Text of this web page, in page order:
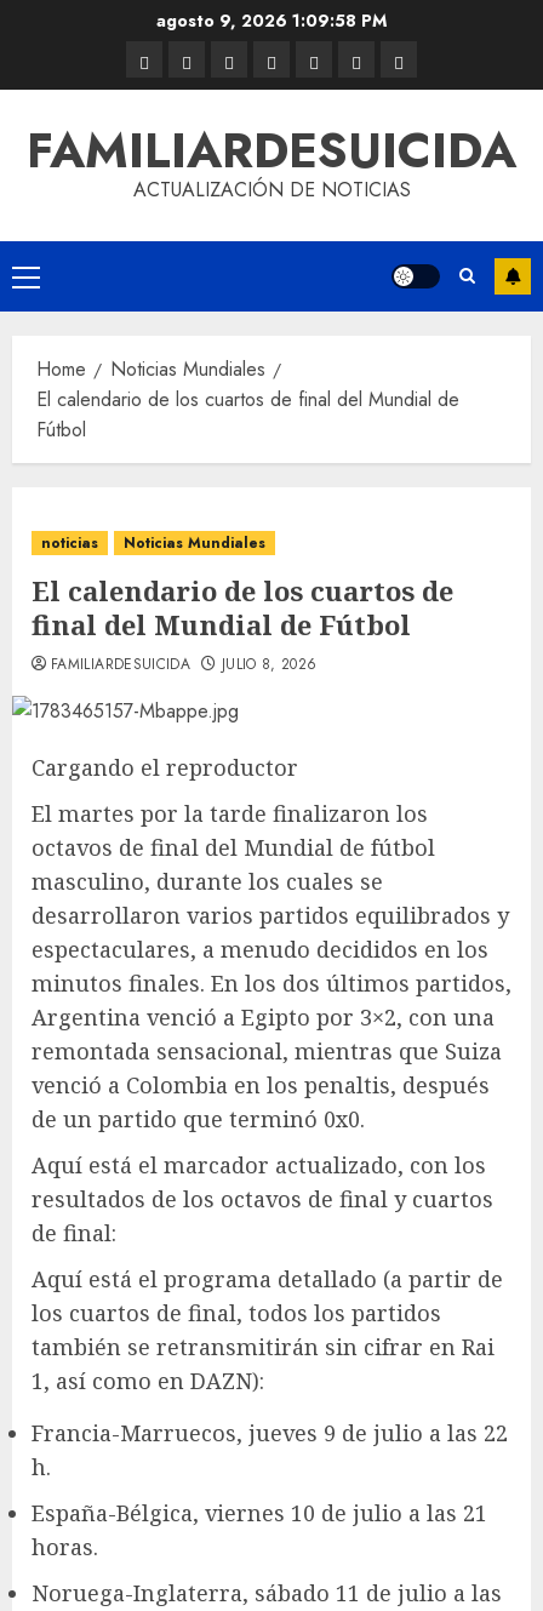
agosto 9, 2026 1:09:58 PM
FAMILIARDESUICIDA
ACTUALIZACIÓN DE NOTICIAS
Home
Noticias Mundiales
El calendario de los cuartos de final del Mundial de
Fútbol
noticias Noticias Mundiales
El calendario de los cuartos de
final del Mundial de Fútbol
FAMILIARDESUICIDA JULIO 8, 2026
Cargando el reproductor
El martes por la tarde finalizaron los
octavos de final del Mundial de fútbol
masculino, durante los cuales se
desarrollaron varios partidos equilibrados y
espectaculares, a menudo decididos en los
minutos finales. En los dos últimos partidos,
Argentina venció a Egipto por 3×2, con una
remontada sensacional, mientras que Suiza
venció a Colombia en los penaltis, después
de un partido que terminó 0x0.
Aquí está el marcador actualizado, con los
resultados de los octavos de final y cuartos
de final:
Aquí está el programa detallado (a partir de
los cuartos de final, todos los partidos
también se retransmitirán sin cifrar en Rai
1, así como en DAZN):
Francia-Marruecos, jueves 9 de julio a las 22
h.
España-Bélgica, viernes 10 de julio a las 21
horas.
Noruega-Inglaterra, sábado 11 de julio a las